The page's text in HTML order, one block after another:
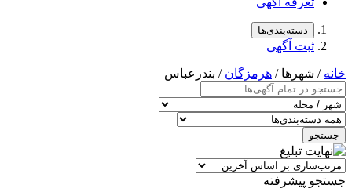
دسته‌بندی‌ها
ثبت آگهی
خانه / شهرها / هرمزگان / بندرعباس
جستجو
جستجو پیشرفته